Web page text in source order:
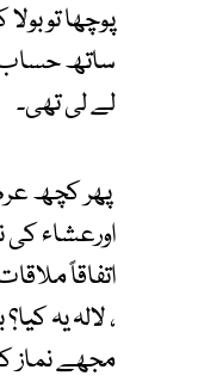
پوچھا تو
ساتھ حساب
لے لی تھی۔
پھر کچھ
اورعشاء کی
اتفاقاً
، لالہ یہ
مجھے نماز